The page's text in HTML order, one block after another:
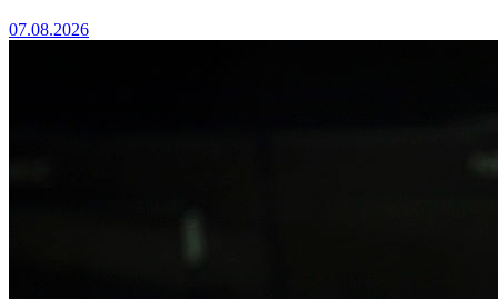
07.08.2026